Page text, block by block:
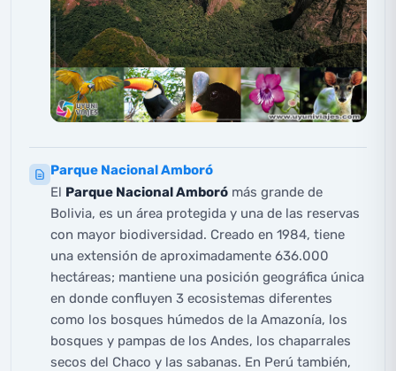
Parque Nacional Amboró
El Parque Nacional Amboró más grande de
Bolivia, es un área protegida y una de las reservas
con mayor biodiversidad. Creado en 1984, tiene
una extensión de aproximadamente 636.000
hectáreas; mantiene una posición geográfica única
en donde confluyen 3 ecosistemas diferentes
como los bosques húmedos de la Amazonía, los
bosques y pampas de los Andes, los chaparrales
secos del Chaco y las sabanas. En Perú también,